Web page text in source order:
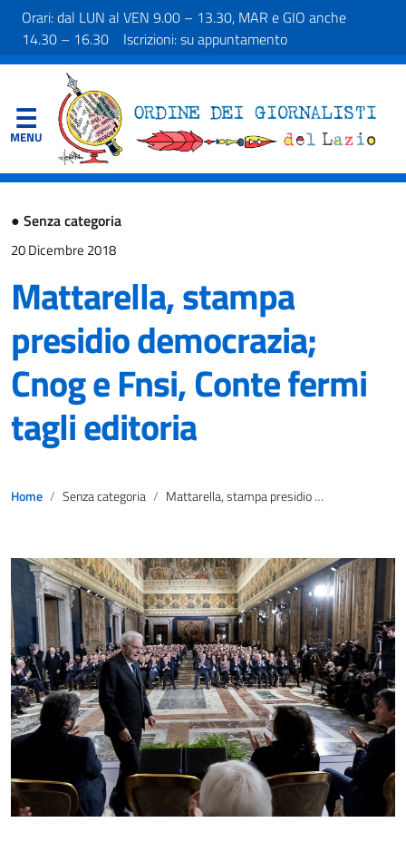
Orari: dal LUN al VEN 9.00 – 13.30, MAR e GIO anche
14.30 – 16.30 Iscrizioni: su appuntamento
● Senza categoria
20 Dicembre 2018
Mattarella, stampa
presidio democrazia;
Cnog e Fnsi, Conte fermi
tagli editoria
Home Senza categoria Mattarella, stampa presidio democrazia; Cnog e Fnsi, Conte fermi tagli editoria